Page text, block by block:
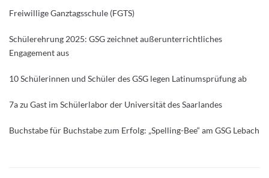
Freiwillige Ganztagsschule (FGTS)
Schülerehrung 2025: GSG zeichnet außerunterrichtliches
Engagement aus
10 Schülerinnen und Schüler des GSG legen Latinumsprüfung ab
7a zu Gast im Schülerlabor der Universität des Saarlandes
Buchstabe für Buchstabe zum Erfolg: „Spelling-Bee“ am GSG Lebach